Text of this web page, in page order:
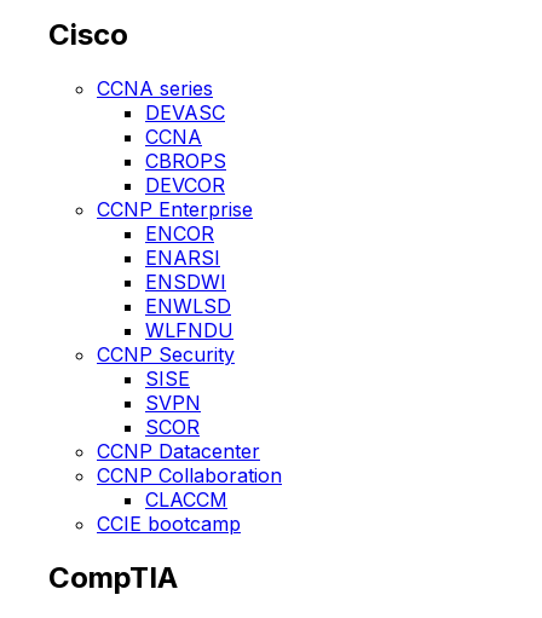
Cisco
CCNA series
DEVASC
CCNA
CBROPS
DEVCOR
CCNP Enterprise
ENCOR
ENARSI
ENSDWI
ENWLSD
WLFNDU
CCNP Security
SISE
SVPN
SCOR
CCNP Datacenter
CCNP Collaboration
CLACCM
CCIE bootcamp
CompTIA